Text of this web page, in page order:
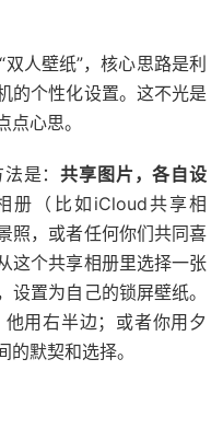
人壁纸”，核心思路是利
的个性化设置。这不光是
心思。
法是：共享图片，各自设
册（比如iCloud共享相
照，或者任何你们共同喜
这个共享相册里选择一张
置为自己的锁屏壁纸。
用右半边；或者你用夕
默契和选择。